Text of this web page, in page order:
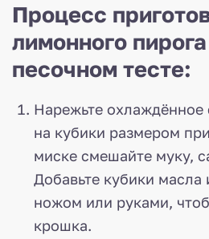
Процесс
лимонного
песочном тесте:
Нарежьте охлаждённое
на кубики размером
миске смешайте муку,
Добавьте кубики масла
ножом или руками,
крошка.